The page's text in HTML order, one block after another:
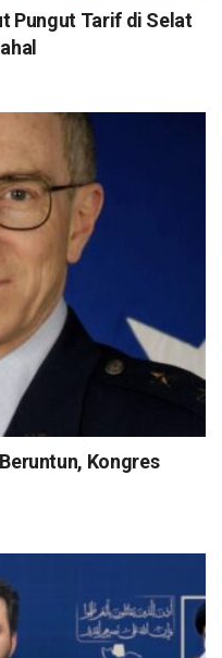
Pungut Tarif di Selat
Kongres